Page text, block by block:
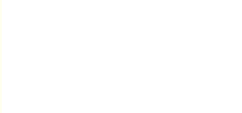
にtoImageMsg()